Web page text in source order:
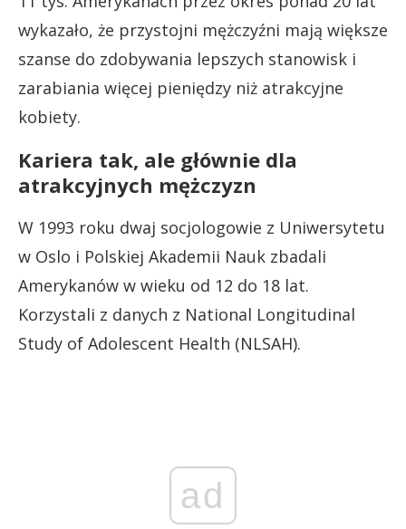
wykazało, że przystojni mężczyźni mają większe
szanse do zdobywania lepszych stanowisk i
zarabiania więcej pieniędzy niż atrakcyjne
kobiety.
Kariera tak, ale głównie dla
atrakcyjnych mężczyzn
W 1993 roku dwaj socjologowie z Uniwersytetu
w Oslo i Polskiej Akademii Nauk zbadali
Amerykanów w wieku od 12 do 18 lat.
Korzystali z danych z National Longitudinal
Study of Adolescent Health (NLSAH).
ad